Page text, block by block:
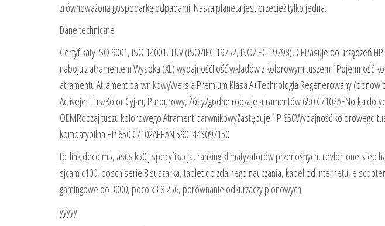
zrównoważoną gospodarkę odpadami. Nasza planeta jest przecież tylko jedna.
Dane techniczne
Certyfikaty ISO 9001, ISO 14001, TUV (ISO/IEC 19752, ISO/IEC 19798), CEPasuje do urządzeń
naboju z atramentem Wysoka (XL) wydajnośćIlość wkładów z kolorowym tuszem 1Pojemność
atramentu Atrament barwnikowyWersja Premium Klasa A+Technologia Regenerowany
Activejet TuszKolor Cyjan, Purpurowy, ŻółtyZgodne rodzaje atramentów 650 CZ102AENotka
OEMRodzaj tuszu kolorowego Atrament barwnikowyZastępuje HP 650Wydajność kolorowego
kompatybilna HP 650 CZ102AEEAN 5901443097150
tp-link deco m5, asus k50ij specyfikacja, ranking klimatyzatorów przenośnych, revlon one step
sjcam c100, bosch serie 8 suszarka, tablet do zdalnego nauczania, kabel od internetu, e
gamingowe do 3000, poco x3 8 256, porównanie odkurzaczy pionowych
yyyyy